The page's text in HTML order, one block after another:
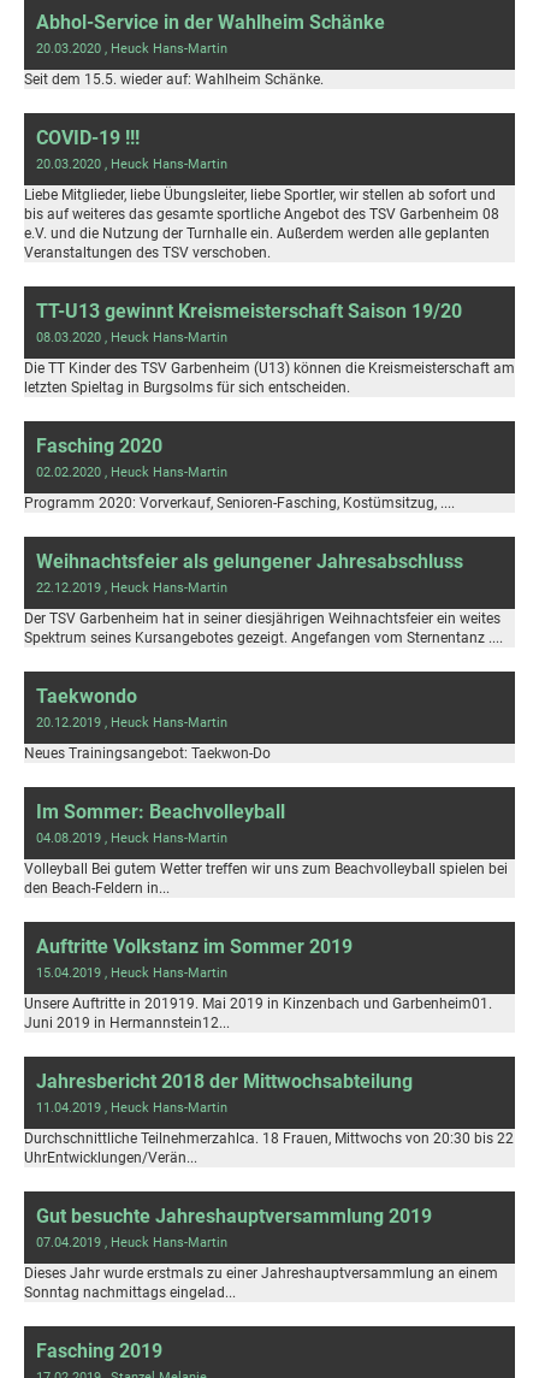
Abhol-Service in der Wahlheim Schänke
20.03.2020 , Heuck Hans-Martin
Seit dem 15.5. wieder auf: Wahlheim Schänke.
COVID-19 !!!
20.03.2020 , Heuck Hans-Martin
Liebe Mitglieder, liebe Übungsleiter, liebe Sportler, wir stellen ab sofort und
bis auf weiteres das gesamte sportliche Angebot des TSV Garbenheim 08
e.V. und die Nutzung der Turnhalle ein. Außerdem werden alle geplanten
Veranstaltungen des TSV verschoben.
TT-U13 gewinnt Kreismeisterschaft Saison 19/20
08.03.2020 , Heuck Hans-Martin
Die TT Kinder des TSV Garbenheim (U13) können die Kreismeisterschaft am
letzten Spieltag in Burgsolms für sich entscheiden.
Fasching 2020
02.02.2020 , Heuck Hans-Martin
Programm 2020: Vorverkauf, Senioren-Fasching, Kostümsitzug, ....
Weihnachtsfeier als gelungener Jahresabschluss
22.12.2019 , Heuck Hans-Martin
Der TSV Garbenheim hat in seiner diesjährigen Weihnachtsfeier ein weites
Spektrum seines Kursangebotes gezeigt. Angefangen vom Sternentanz ....
Taekwondo
20.12.2019 , Heuck Hans-Martin
Neues Trainingsangebot: Taekwon-Do
Im Sommer: Beachvolleyball
04.08.2019 , Heuck Hans-Martin
Volleyball Bei gutem Wetter treffen wir uns zum Beachvolleyball spielen bei
den Beach-Feldern in...
Auftritte Volkstanz im Sommer 2019
15.04.2019 , Heuck Hans-Martin
Unsere Auftritte in 201919. Mai 2019 in Kinzenbach und Garbenheim01.
Juni 2019 in Hermannstein12...
Jahresbericht 2018 der Mittwochsabteilung
11.04.2019 , Heuck Hans-Martin
Durchschnittliche Teilnehmerzahlca. 18 Frauen, Mittwochs von 20:30 bis 22
UhrEntwicklungen/Verän...
Gut besuchte Jahreshauptversammlung 2019
07.04.2019 , Heuck Hans-Martin
Dieses Jahr wurde erstmals zu einer Jahreshauptversammlung an einem
Sonntag nachmittags eingelad...
Fasching 2019